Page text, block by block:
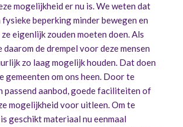
mogelijkheid er nu is. We weten dat
fysieke beperking minder bewegen en
eigenlijk zouden moeten doen. Als
daarom de drempel voor deze mensen
zo laag mogelijk houden. Dat doen
gemeenten om ons heen. Door te
passend aanbod, goede faciliteiten of
mogelijkheid voor uitleen. Om te
geschikt materiaal nu eenmaal